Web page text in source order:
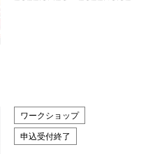
ワークショップ
申込受付終了